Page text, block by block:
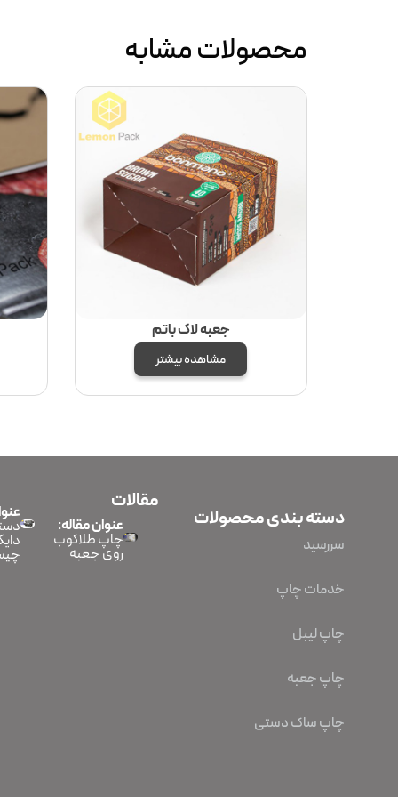
محصولات مشابه
جعبه لاک باتم
مشاهده بیشتر
دسته بندی محصولات
سررسید
خدمات چاپ
چاپ لیبل
چاپ جعبه
چاپ ساک دستی
مقالات
عنوان مقاله:
چاپ طلاکوب
روی جعبه